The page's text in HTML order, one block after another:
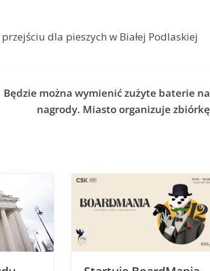
dla pieszych w Białej Podlaskiej
Będzie można wymienić zużyte baterie na
nagrody. Miasto organizuje zbiórkę